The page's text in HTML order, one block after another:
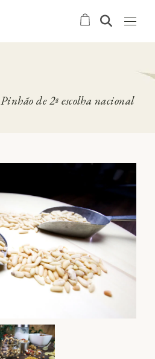
Pinhão de 2ª escolha nacional